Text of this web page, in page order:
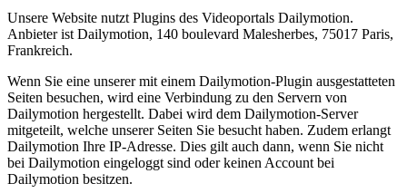
Unsere Website nutzt Plugins des Videoportals Dailymotion.
Anbieter ist Dailymotion, 140 boulevard Malesherbes, 75017 Paris,
Frankreich.
Wenn Sie eine unserer mit einem Dailymotion-Plugin ausgestatteten
Seiten besuchen, wird eine Verbindung zu den Servern von
Dailymotion hergestellt. Dabei wird dem Dailymotion-Server
mitgeteilt, welche unserer Seiten Sie besucht haben. Zudem erlangt
Dailymotion Ihre IP-Adresse. Dies gilt auch dann, wenn Sie nicht
bei Dailymotion eingeloggt sind oder keinen Account bei
Dailymotion besitzen.